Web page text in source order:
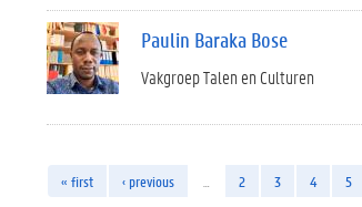
Paulin Baraka Bose
Vakgroep Talen en Culturen
« first ‹ previous 2 3 4 5